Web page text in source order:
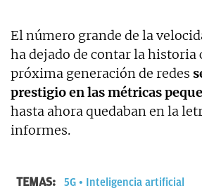
El número grande de la
ha dejado de contar la historia
próxima generación de redes
prestigio en las métricas
hasta ahora quedaban en la
informes.
TEMAS: 5G Inteligencia artificial